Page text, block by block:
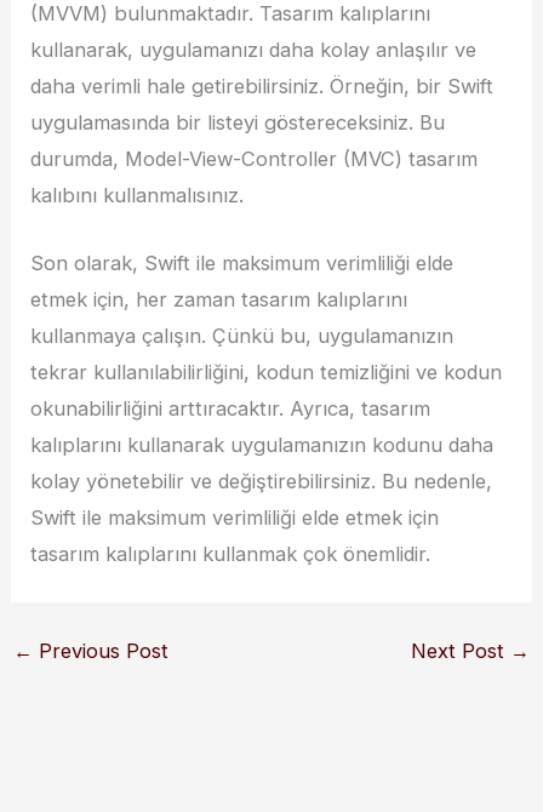
(MVVM) bulunmaktadır. Tasarım kalıplarını
kullanarak, uygulamanızı daha kolay anlaşılır ve
daha verimli hale getirebilirsiniz. Örneğin, bir Swift
uygulamasında bir listeyi göstereceksiniz. Bu
durumda, Model-View-Controller (MVC) tasarım
kalıbını kullanmalısınız.
Son olarak, Swift ile maksimum verimliliği elde
etmek için, her zaman tasarım kalıplarını
kullanmaya çalışın. Çünkü bu, uygulamanızın
tekrar kullanılabilirliğini, kodun temizliğini ve kodun
okunabilirliğini arttıracaktır. Ayrıca, tasarım
kalıplarını kullanarak uygulamanızın kodunu daha
kolay yönetebilir ve değiştirebilirsiniz. Bu nedenle,
Swift ile maksimum verimliliği elde etmek için
tasarım kalıplarını kullanmak çok önemlidir.
← Previous Post Next Post →